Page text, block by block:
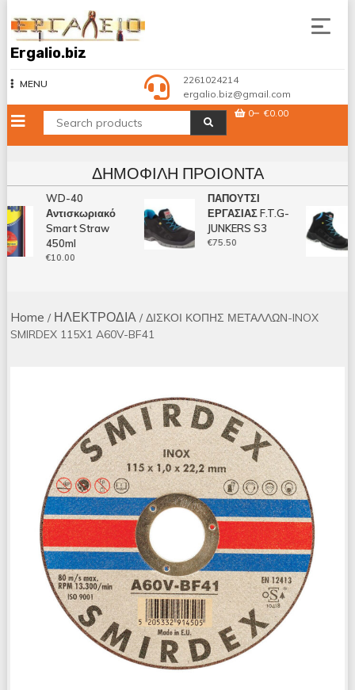
to
content
Ergalio.biz
MENU
2261024214
ergalio.biz@gmail.com
0
€0.00
ΔΗΜΟΦΙΛΉ ΠΡΟΙΌΝΤΑ
WD-40
Αντισκωριακό
Smart Straw
450ml
€10.00
ΠΑΠΟΥΤΣΙ
ΕΡΓΑΣΙΑΣ F.T.G-
JUNKERS S3
€75.50
Home / ΗΛΕΚΤΡΟΔΙΑ / ΔΙΣΚΟΙ ΚΟΠΗΣ ΜΕΤΑΛΛΩΝ-INOX
SMIRDEX 115X1 A60V-BF41